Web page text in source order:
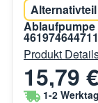
Alternativteil
Ablaufpumpe
Produkt
15,79 €
1-2